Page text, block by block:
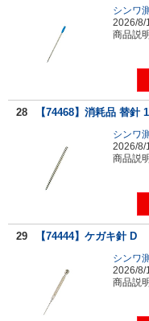
シンワ
2026/8/
商品説
28 【74468】消耗品 替針
シンワ
2026/8/
商品説
29 【74444】ケガキ針 D
シンワ
2026/8/
商品説